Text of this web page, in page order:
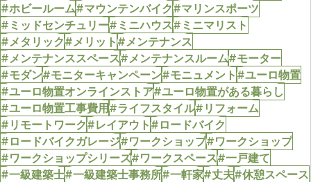
#ホビールーム#マウンテンバイク#マリンスポーツ
#ミッドセンチュリー#ミニハウス#ミニマリスト
#メタリック#メリット#メンテナンス
#メンテナンススペース#メンテナンスルーム#モーター
#モダン#モニターキャンペーン#モニュメント#ユーロ物置
#ユーロ物置オンラインストア#ユーロ物置がある暮らし
#ユーロ物置工事費用#ライフスタイル#リフォーム
#リモートワーク#レイアウト#ロードバイク
#ロードバイクガレージ#ワークショップ#ワークショップ
#ワークショップシリーズ#ワークスペース#一戸建て
#一級建築士#一級建築士事務所#一軒家#丈夫#休憩スペース